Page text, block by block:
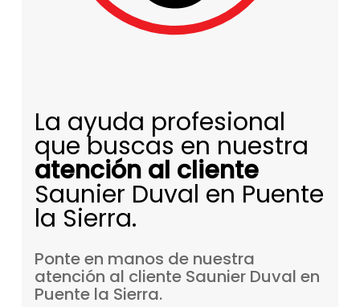
La ayuda profesional
que buscas en nuestra
atención al cliente
Saunier Duval en Puente
la Sierra.
Ponteen manos de nuestra
atención al cliente Saunier Duval en
Puente la Sierra.